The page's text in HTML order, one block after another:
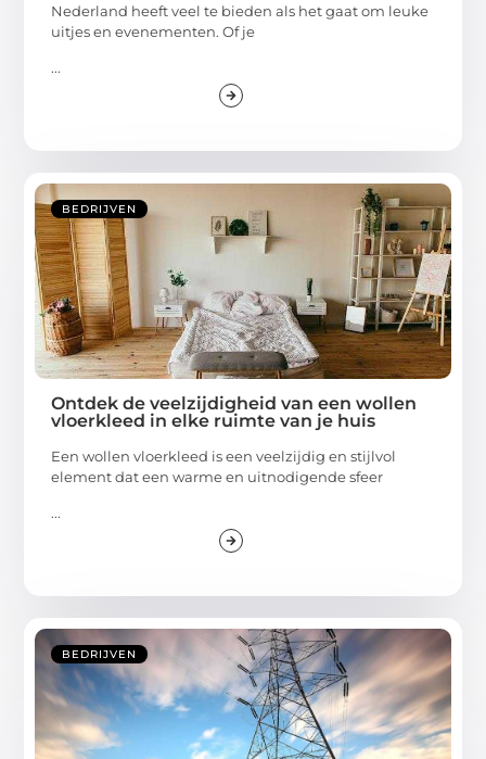
Nederland heeft veel te bieden als het gaat om leuke
uitjes en evenementen. Of je
...
BEDRIJVEN
Ontdek de veelzijdigheid van een wollen
vloerkleed in elke ruimte van je huis
Een wollen vloerkleed is een veelzijdig en stijlvol
element dat een warme en uitnodigende sfeer
...
BEDRIJVEN